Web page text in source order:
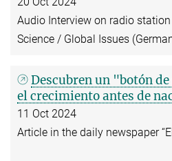
Audio Interview on radio station
Science / Global Issues
Descubren un "botón
el crecimiento antes de
11 Oct 2024
Article in the daily newspaper